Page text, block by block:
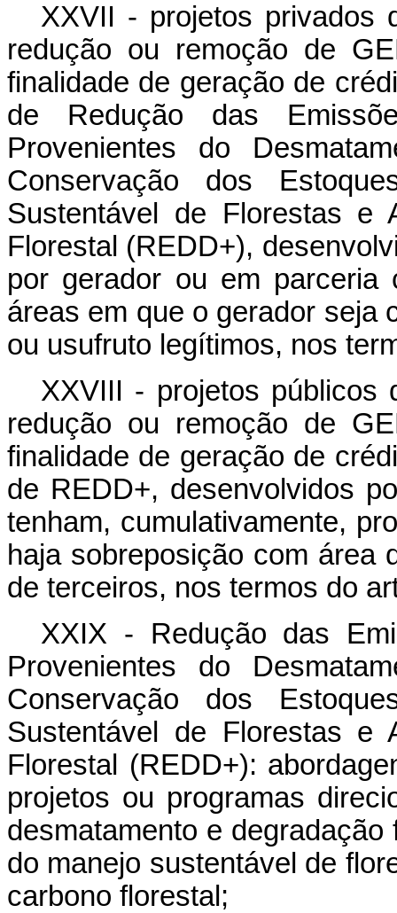
XXVII - projetos privados
redução ou remoção de
finalidade de geração de
de Redução das
Provenientes do
Conservação dos
Sustentável de Florestas e
Florestal (REDD+),
por gerador ou em parceria
áreas em que o gerador seja
ou usufruto legítimos, nos
XXVIII - projetos públicos
redução ou remoção de
finalidade de geração de
de REDD+, desenvolvidos
tenham, cumulativamente,
haja sobreposição com área
de terceiros, nos termos do
XXIX - Redução das
Provenientes do
Conservação dos
Sustentável de Florestas e
Florestal (REDD+):
projetos ou programas
desmatamento e
do manejo sustentável de
carbono florestal;